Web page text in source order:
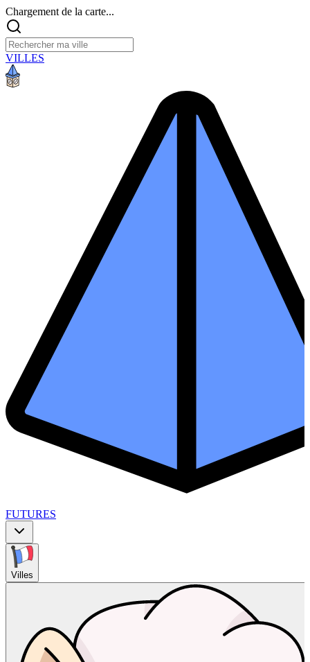
Chargement de la carte...
VILLES
FUTURES
Villes